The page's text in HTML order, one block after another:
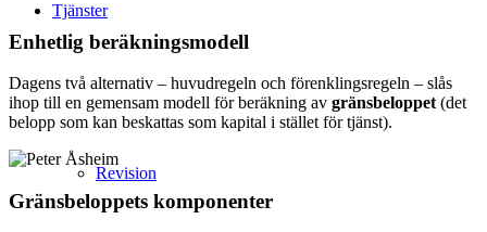
Tjänster
Revision
Enhetlig beräkningsmodell
Dagens två alternativ – huvudregeln och förenklingsregeln – slås
ihop till en gemensam modell för beräkning av gränsbeloppet (det
belopp som kan beskattas som kapital i stället för tjänst).
Gränsbeloppets komponenter